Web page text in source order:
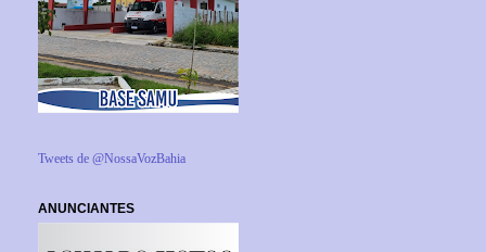
Tweets de @NossaVozBahia
ANUNCIANTES